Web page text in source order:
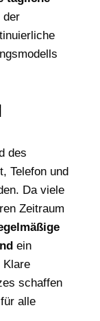
der
des
Telefon und
Da viele
Zeitraum
ein
Klare
schaffen
alle